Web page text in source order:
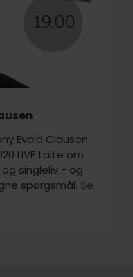
Evald Clausen
LIVE talte om
singleliv - og
spørgsmål. Se